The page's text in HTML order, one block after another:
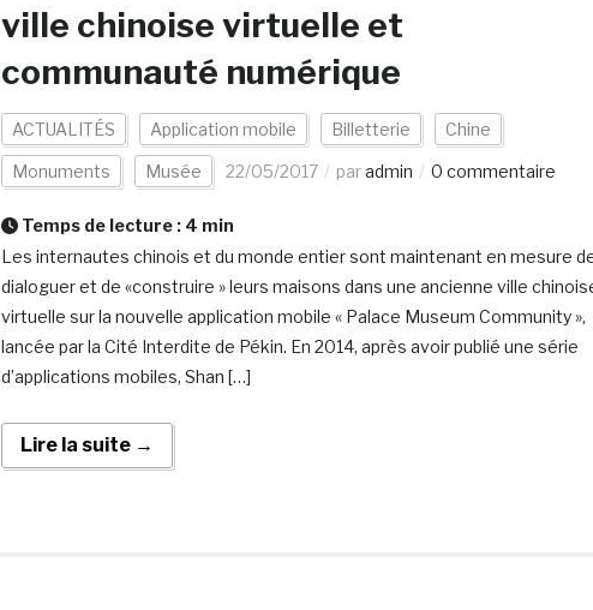
ville chinoise virtuelle et
communauté numérique
ACTUALITÉS Application mobile Billetterie Chine
Monuments Musée 22/05/2017 paradmin 0 commentaire
Temps de lecture : 4 min
Les internautes chinois et du monde entier sont maintenant en mesure
dialoguer et de «construire » leurs maisons dans une ancienne ville
virtuelle sur la nouvelle application mobile « Palace Museum Community »,
lancée par la Cité Interdite de Pékin. En 2014, après avoir publié une série
d’applications mobiles, Shan […]
Lire la suite →